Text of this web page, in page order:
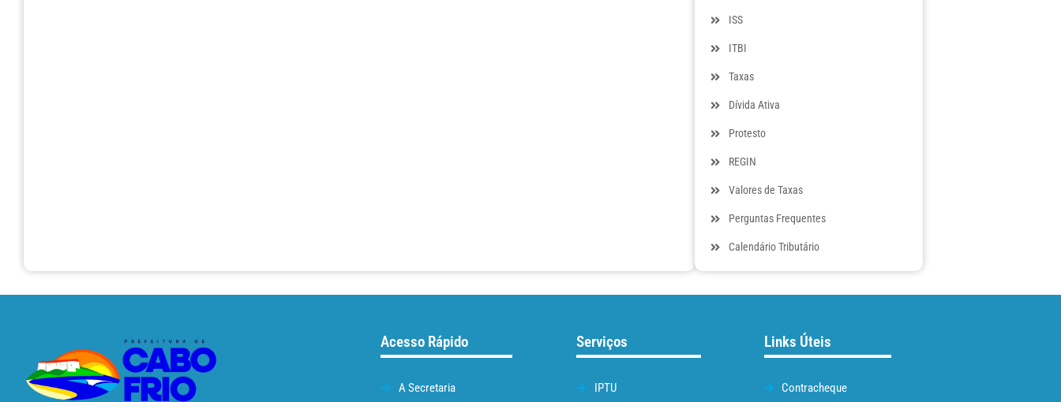
ISS
ITBI
Taxas
Dívida Ativa
Protesto
REGIN
Valores de Taxas
Perguntas Frequentes
Calendário Tributário
Acesso Rápido
A Secretaria
Serviços
IPTU
Links Úteis
Contracheque